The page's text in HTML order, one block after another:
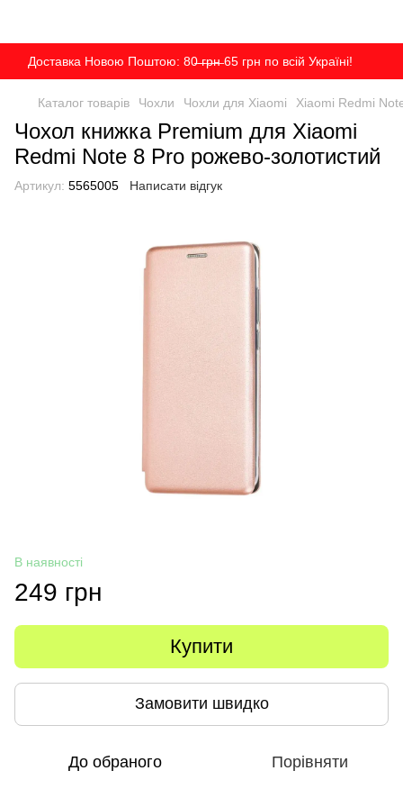
Доставка Новою Поштою: 80̶ ̶г̶р̶н̶ 65 грн по всій Україні!
Каталог товарів Чохли Чохли для Xiaomi Xiaomi Redmi
Чохол книжка Premium для Xiaomi
Redmi Note 8 Pro рожево-золотистий
Артикул: 5565005 Написати відгук
В наявності
249 грн
Купити
Замовити швидко
До обраного Порівняти